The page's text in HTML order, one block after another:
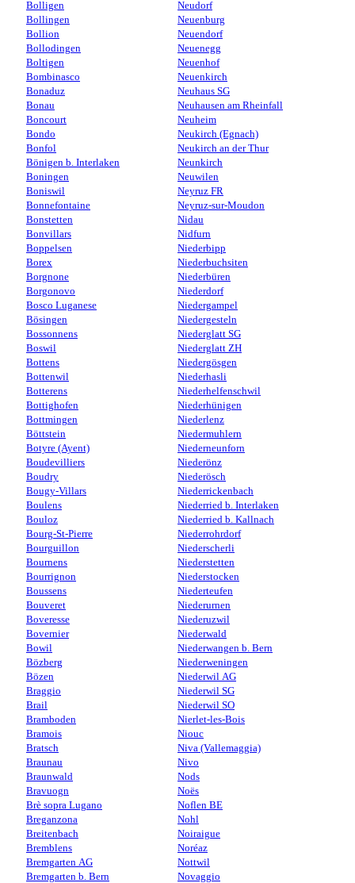
Bolligen
Bollingen
Bollion
Bollodingen
Boltigen
Bombinasco
Bonaduz
Bonau
Boncourt
Bondo
Bonfol
Bönigen b. Interlaken
Boningen
Boniswil
Bonnefontaine
Bonstetten
Bonvillars
Boppelsen
Borex
Borgnone
Borgonovo
Bosco Luganese
Bösingen
Bossonnens
Boswil
Bottens
Bottenwil
Botterens
Bottighofen
Bottmingen
Böttstein
Botyre (Ayent)
Boudevilliers
Boudry
Bougy-Villars
Boulens
Bouloz
Bourg-St-Pierre
Bourguillon
Bournens
Bourrignon
Boussens
Bouveret
Boveresse
Bovernier
Bowil
Bözberg
Bözen
Braggio
Brail
Bramboden
Bramois
Bratsch
Braunau
Braunwald
Bravuogn
Brè sopra Lugano
Breganzona
Breitenbach
Bremblens
Bremgarten AG
Bremgarten b. Bern
Neudorf
Neuenburg
Neuendorf
Neuenegg
Neuenhof
Neuenkirch
Neuhaus SG
Neuhausen am Rheinfall
Neuheim
Neukirch (Egnach)
Neukirch an der Thur
Neunkirch
Neuwilen
Neyruz FR
Neyruz-sur-Moudon
Nidau
Nidfurn
Niederbipp
Niederbuchsiten
Niederbüren
Niederdorf
Niedergampel
Niedergesteln
Niederglatt SG
Niederglatt ZH
Niedergösgen
Niederhasli
Niederhelfenschwil
Niederhünigen
Niederlenz
Niedermuhlern
Niederneunforn
Niederönz
Niederösch
Niederrickenbach
Niederried b. Interlaken
Niederried b. Kallnach
Niederrohrdorf
Niederscherli
Niederstetten
Niederstocken
Niederteufen
Niederurnen
Niederuzwil
Niederwald
Niederwangen b. Bern
Niederweningen
Niederwil AG
Niederwil SG
Niederwil SO
Nierlet-les-Bois
Niouc
Niva (Vallemaggia)
Nivo
Nods
Noës
Noflen BE
Nohl
Noiraigue
Noréaz
Nottwil
Novaggio